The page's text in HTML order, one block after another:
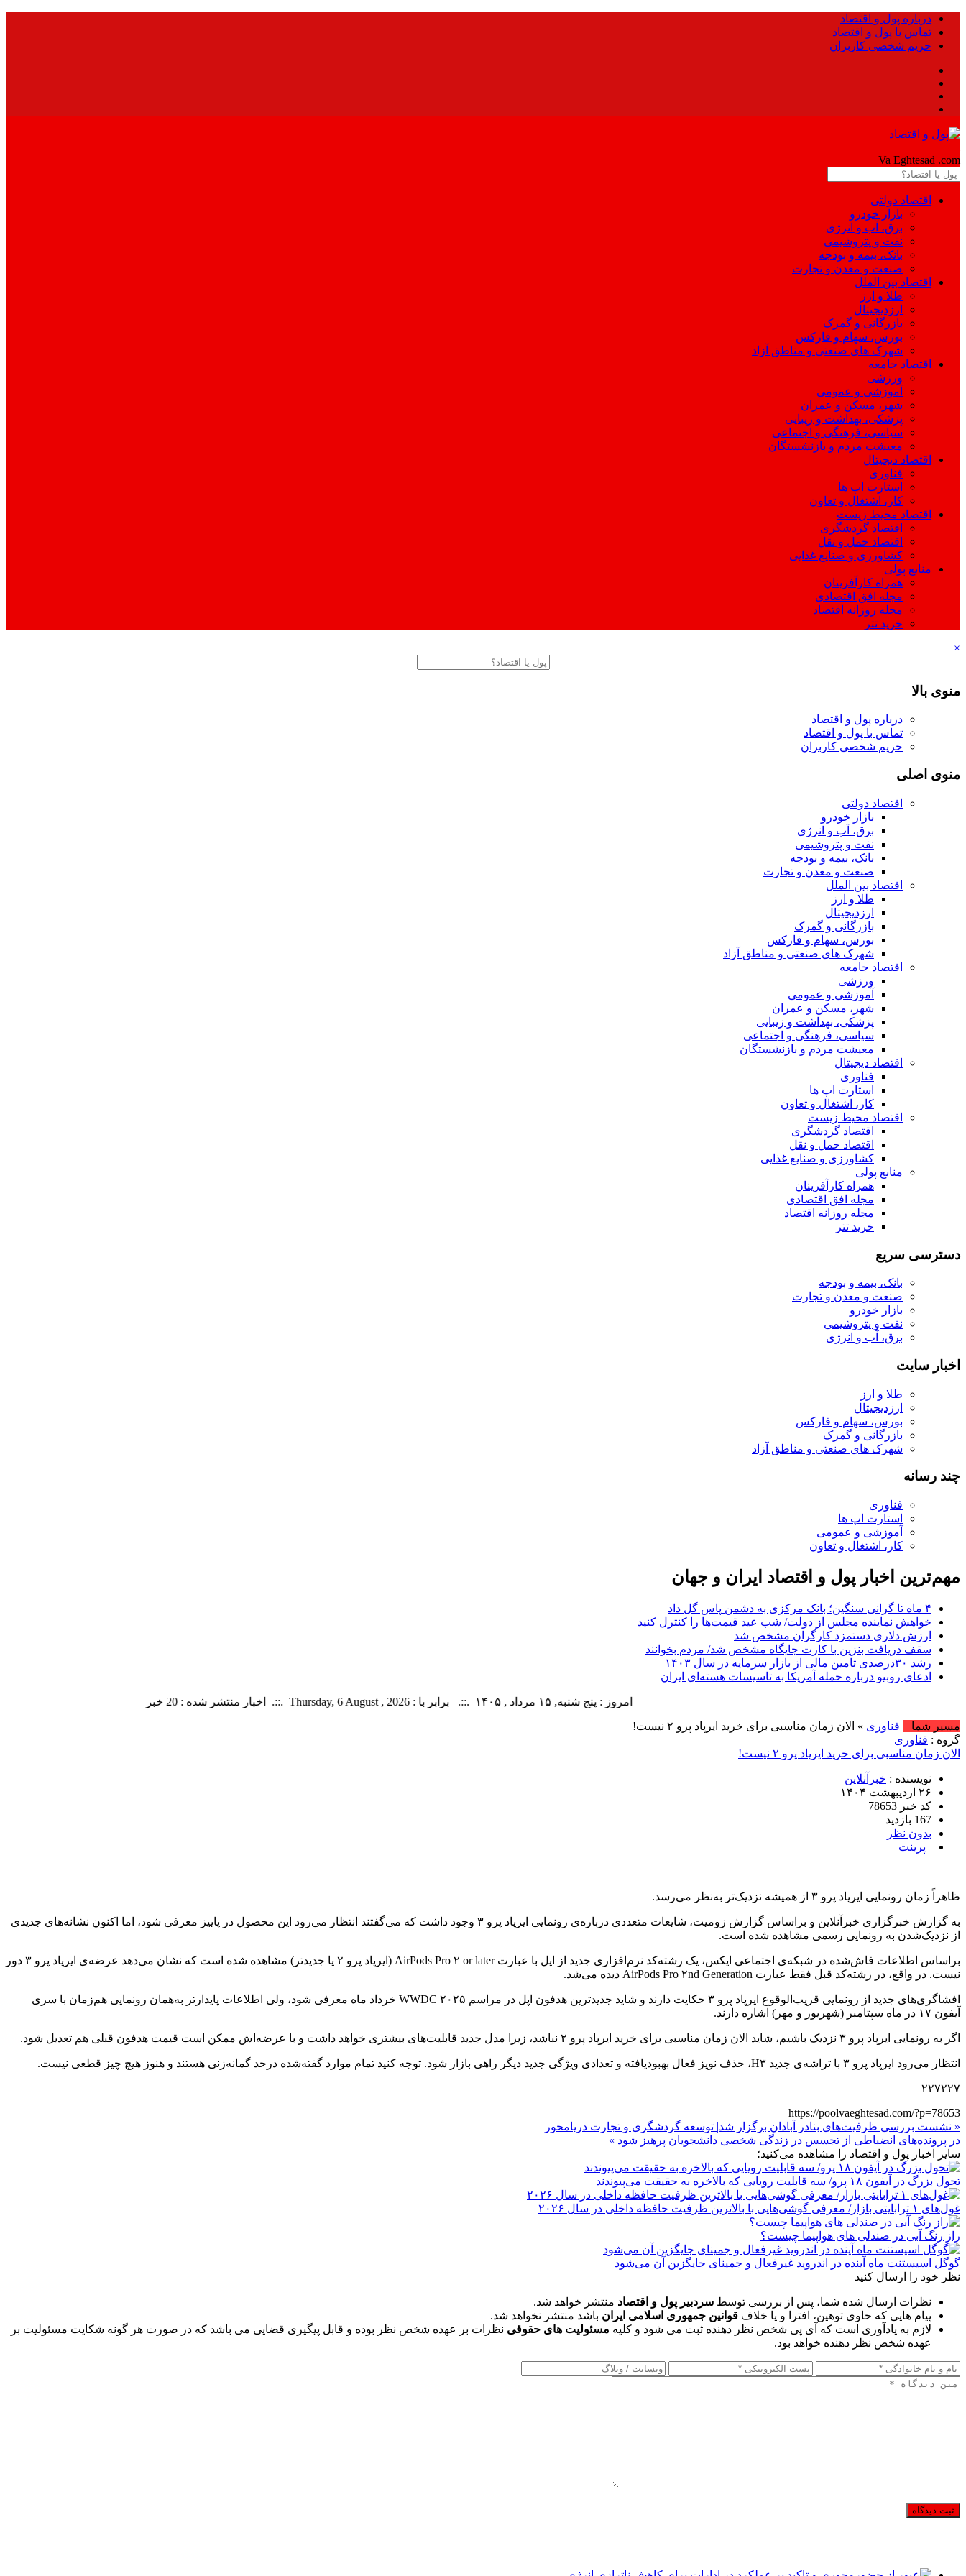
درباره پول و اقتصاد
تماس با پول و اقتصاد
حریم شخصی کاربران
Va Eghtesad .com
اقتصاد دولتی
بازار خودرو
برق، آب و انرژی
نفت و پتروشیمی
بانک، بیمه و بودجه
صنعت و معدن و تجارت
اقتصاد بین الملل
طلا و ارز
ارزدیجیتال
بازرگانی و گمرک
بورس، سهام و فارکس
شهرک های صنعتی و مناطق آزاد
اقتصاد جامعه
ورزشی
آموزشی و عمومی
شهر، مسکن و عمران
پزشکی، بهداشت و زیبایی
سیاسی، فرهنگی و اجتماعی
معیشت مردم و بازنشستگان
اقتصاد دیجیتال
فناوری
استارت اپ ها
کار، اشتغال و تعاون
اقتصاد محیط زیست
اقتصاد گردشگری
اقتصاد حمل و نقل
کشاورزی و صنایع غذایی
منابع پولی
همراه کارآفرینان
مجله افق اقتصادی
مجله روزانه اقتصاد
خرید تتر
×
منوی بالا
درباره پول و اقتصاد
تماس با پول و اقتصاد
حریم شخصی کاربران
منوی اصلی
اقتصاد دولتی
بازار خودرو
برق، آب و انرژی
نفت و پتروشیمی
بانک، بیمه و بودجه
صنعت و معدن و تجارت
اقتصاد بین الملل
طلا و ارز
ارزدیجیتال
بازرگانی و گمرک
بورس، سهام و فارکس
شهرک های صنعتی و مناطق آزاد
اقتصاد جامعه
ورزشی
آموزشی و عمومی
شهر، مسکن و عمران
پزشکی، بهداشت و زیبایی
سیاسی، فرهنگی و اجتماعی
معیشت مردم و بازنشستگان
اقتصاد دیجیتال
فناوری
استارت اپ ها
کار، اشتغال و تعاون
اقتصاد محیط زیست
اقتصاد گردشگری
اقتصاد حمل و نقل
کشاورزی و صنایع غذایی
منابع پولی
همراه کارآفرینان
مجله افق اقتصادی
مجله روزانه اقتصاد
خرید تتر
دسترسی سریع
بانک، بیمه و بودجه
صنعت و معدن و تجارت
بازار خودرو
نفت و پتروشیمی
برق، آب و انرژی
اخبار سایت
طلا و ارز
ارزدیجیتال
بورس، سهام و فارکس
بازرگانی و گمرک
شهرک های صنعتی و مناطق آزاد
چند رسانه
فناوری
استارت اپ ها
آموزشی و عمومی
کار، اشتغال و تعاون
مهم‌ترین اخبار پول و اقتصاد ایران و جهان
۴ ماه تا گرانی سنگین؛ بانک مرکزی به دشمن پاس گل داد
خواهش نماینده مجلس از دولت/ شب عید قیمت‌ها را کنترل کنید
ارزش دلاری دستمزد کارگران مشخص شد
سقف دریافت بنزین با کارت جایگاه مشخص شد/ مردم بخوانند
رشد ۳۰درصدی تامین مالی از بازار سرمایه در سال ۱۴۰۳
ادعای روبیو درباره حمله آمریکا به تاسیسات هسته‌ای ایران
امروز : پنج شنبه, ۱۵ مرداد , ۱۴۰۵ .::. برابر با : Thursday, 6 August , 2026 .::. اخبار منتشر شده : 20 خبر
مسیر شما
فناوری » الان زمان مناسبی برای خرید ایرپاد پرو ۲ نیست!
گروه : فناوری
الان زمان مناسبی برای خرید ایرپاد پرو ۲ نیست!
نویسنده : خبرآنلاین
۲۶ اردیبهشت ۱۴۰۴
کد خبر 78653
167 بازدید
بدون نظر
پرینت
ظاهراً زمان رونمایی ایرپاد پرو ۳ از همیشه نزدیک‌تر به‌نظر می‌رسد.
به گزارش خبرگزاری خبرآنلاین و براساس گزارش زومیت، شایعات متعددی درباره‌ی رونمایی ایرپاد پرو ۳ وجود داشت که می‌گفتند انتظار می‌رود این محصول در پاییز معرفی شود، اما اکنون نشانه‌های جدیدی
از نزدیک‌شدن به رونمایی رسمی مشاهده شده است.
براساس اطلاعات فاش‌شده در شبکه‌ی اجتماعی ایکس، یک رشته‌کد نرم‌افزاری جدید از اپل با عبارت AirPods Pro ۲ or later (ایرپاد پرو ۲ یا جدیدتر) مشاهده شده است که نشان می‌دهد عرضه‌ی ایرپاد پرو ۳ دور
نیست. در واقع، در رشته‌کد قبل فقط عبارت AirPods Pro ۲nd Generation دیده می‌شد.
افشاگری‌های جدید از رونمایی قریب‌الوقوع ایرپاد پرو ۳ حکایت دارند و شاید جدیدترین هدفون اپل در مراسم WWDC ۲۰۲۵ خرداد ماه معرفی شود، ولی اطلاعات پایدارتر به‌همان رونمایی هم‌زمان با سری
آیفون ۱۷ در ماه سپتامبر (شهریور و مهر) اشاره دارند.
اگر به رونمایی ایرپاد پرو ۳ نزدیک باشیم، شاید الان زمان مناسبی برای خرید ایرپاد پرو ۲ نباشد، زیرا مدل جدید قابلیت‌های بیشتری خواهد داشت و با عرضه‌اش ممکن است قیمت هدفون قبلی هم تعدیل شود.
انتظار می‌رود ایرپاد پرو ۳ با تراشه‌ی جدید H۳، حذف نویز فعال بهبودیافته و تعدادی ویژگی جدید دیگر راهی بازار شود. توجه کنید تمام موارد گفته‌شده درحد گمانه‌زنی هستند و هنوز هیچ چیز قطعی نیست.
۲۲۷۲۲۷
https://poolvaeghtesad.com/?p=78653
« نشست بررسی ظرفیت‌های بنادر آبادان برگزار شد| توسعه گردشگری و تجارت دریامحور
در پرونده‌های انضباطی از تجسس در زندگی شخصی دانشجویان پرهیز شود »
سایر اخبار پول و اقتصاد را مشاهده می‌کنید؛
تحول بزرگ در آیفون ۱۸ پرو/ سه قابلیت رویایی که بالاخره به حقیقت می‌پیوندند
غول‌های ۱ ترابایتی بازار/ معرفی گوشی‌هایی با بالاترین ظرفیت حافظه داخلی در سال ۲۰۲۶
راز رنگ آبی در صندلی های هواپیما چیست؟
گوگل اسیستنت ماه آینده در اندروید غیرفعال و جمینای جایگزین آن می‌شود
نظر خود را ارسال کنید
نظرات ارسال شده شما، پس از بررسی توسط سردبیر پول و اقتصاد منتشر خواهد شد.
پیام هایی که حاوی توهین، افترا و یا خلاف قوانین جمهوری اسلامی ایران باشد منتشر نخواهد شد.
لازم به یادآوری است که آی پی شخص نظر دهنده ثبت می شود و کلیه مسئولیت های حقوقی نظرات بر عهده شخص نظر بوده و قابل پیگیری قضایی می باشد که در صورت هر گونه شکایت مسئولیت بر
عهده شخص نظر دهنده خواهد بود.